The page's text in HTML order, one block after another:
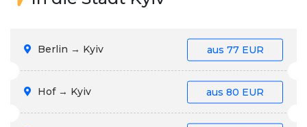
Berlin → Kyiv aus 77 EUR
Hof → Kyiv aus 80 EUR